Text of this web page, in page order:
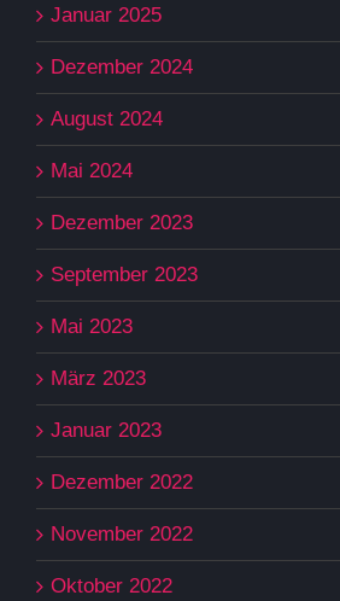
Januar 2025
Dezember 2024
August 2024
Mai 2024
Dezember 2023
September 2023
Mai 2023
März 2023
Januar 2023
Dezember 2022
November 2022
Oktober 2022